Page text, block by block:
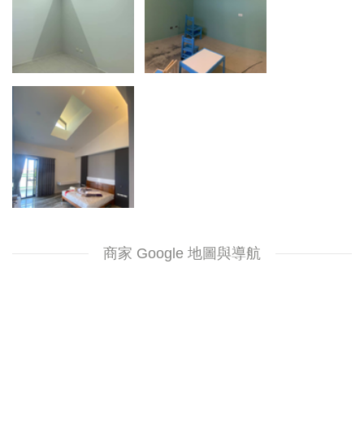
商家 Google 地圖與導航